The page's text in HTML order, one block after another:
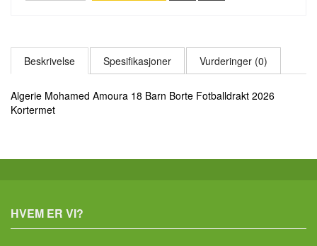
Beskrivelse Spesifikasjoner Vurderinger (0)
Algerie Mohamed Amoura 18 Barn Borte Fotballdrakt 2026
Kortermet
HVEM ER VI?